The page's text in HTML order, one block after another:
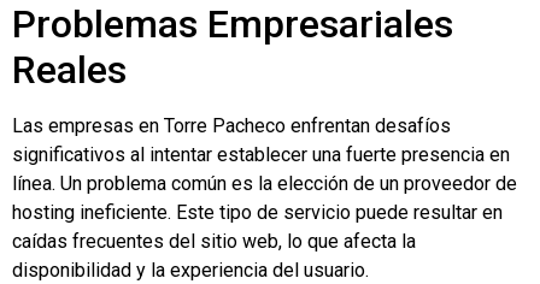
Problemas Empresariales
Reales
Las empresas en Torre Pacheco enfrentan desafíos
significativos al intentar establecer una fuerte presencia en
línea. Un problema común es la elección de un proveedor de
hosting ineficiente. Este tipo de servicio puede resultar en
caídas frecuentes del sitio web, lo que afecta la
disponibilidad y la experiencia del usuario.